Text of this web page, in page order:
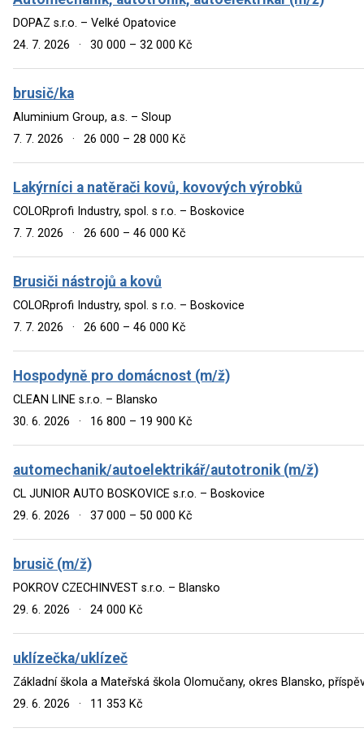
DOPAZ s.r.o. – Velké Opatovice
24. 7. 2026
· 30 000 – 32 000 Kč
brusič/ka
Aluminium Group, a.s. – Sloup
7. 7. 2026
· 26 000 – 28 000 Kč
Lakýrníci a natěrači kovů, kovových výrobků
COLORprofi Industry, spol. s r.o. – Boskovice
7. 7. 2026
· 26 600 – 46 000 Kč
Brusiči nástrojů a kovů
COLORprofi Industry, spol. s r.o. – Boskovice
7. 7. 2026
· 26 600 – 46 000 Kč
Hospodyně pro domácnost (m/ž)
CLEAN LINE s.r.o. – Blansko
30. 6. 2026
· 16 800 – 19 900 Kč
automechanik/autoelektrikář/autotronik (m/ž)
CL JUNIOR AUTO BOSKOVICE s.r.o. – Boskovice
29. 6. 2026
· 37 000 – 50 000 Kč
brusič (m/ž)
POKROV CZECHINVEST s.r.o. – Blansko
29. 6. 2026
· 24 000 Kč
uklízečka/uklízeč
Základní škola a Mateřská škola Olomučany, okres Blansko,
29. 6. 2026
· 11 353 Kč